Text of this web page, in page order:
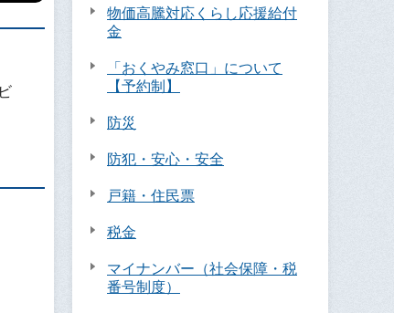
物価高騰対応くらし応援給付
金
「おくやみ窓口」について
【予約制】
防災
防犯・安心・安全
戸籍・住民票
税金
マイナンバー（社会保障・税
番号制度）